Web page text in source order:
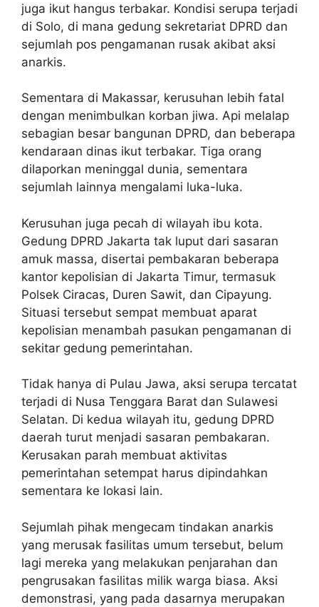
juga ikut hangus terbakar. Kondisi serupa terjadi
di Solo, di mana gedung sekretariat DPRD dan
sejumlah pos pengamanan rusak akibat aksi
anarkis.
Sementara di Makassar, kerusuhan lebih fatal
dengan menimbulkan korban jiwa. Api melalap
sebagian besar bangunan DPRD, dan beberapa
kendaraan dinas ikut terbakar. Tiga orang
dilaporkan meninggal dunia, sementara
sejumlah lainnya mengalami luka-luka.
Kerusuhan juga pecah di wilayah ibu kota.
Gedung DPRD Jakarta tak luput dari sasaran
amuk massa, disertai pembakaran beberapa
kantor kepolisian di Jakarta Timur, termasuk
Polsek Ciracas, Duren Sawit, dan Cipayung.
Situasi tersebut sempat membuat aparat
kepolisian menambah pasukan pengamanan di
sekitar gedung pemerintahan.
Tidak hanya di Pulau Jawa, aksi serupa tercatat
terjadi di Nusa Tenggara Barat dan Sulawesi
Selatan. Di kedua wilayah itu, gedung DPRD
daerah turut menjadi sasaran pembakaran.
Kerusakan parah membuat aktivitas
pemerintahan setempat harus dipindahkan
sementara ke lokasi lain.
Sejumlah pihak mengecam tindakan anarkis
yang merusak fasilitas umum tersebut, belum
lagi mereka yang melakukan penjarahan dan
pengrusakan fasilitas milik warga biasa. Aksi
demonstrasi, yang pada dasarnya merupakan